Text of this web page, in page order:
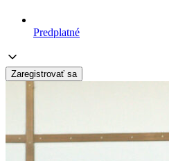
Predplatné
Zaregistrovať sa